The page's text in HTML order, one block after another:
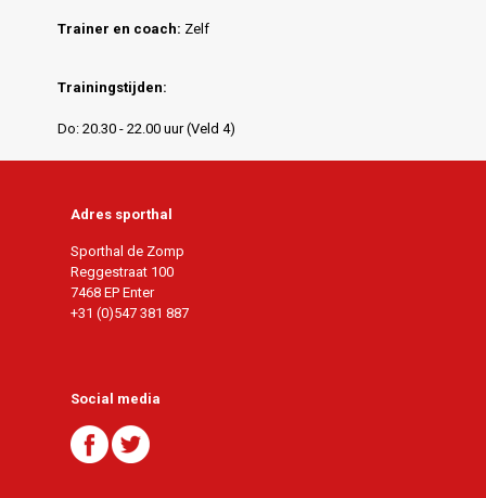
Trainer en coach: Zelf
Trainingstijden:
Do: 20.30 - 22.00 uur (Veld 4)
Adres sporthal
Sporthal de Zomp
Reggestraat 100
7468 EP Enter
+31 (0)547 381 887
Social media